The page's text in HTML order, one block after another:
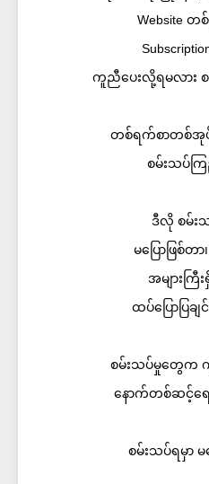
Website တ
ကူညီပေးလို့ရမလား
တစ်ရက်စာတစ်အု
စမ်းသပ်
ဒီလို စမ်း
မပြောဖြစ်တ
အများကြီ
ထပ်ပြောပြခ
စမ်းသပ်မှုတွေက
နောက်တစ်ဆင့်ရ
စမ်းသပ်ရမှာ မ